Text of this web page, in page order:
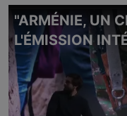
"ARMÉNIE, UN
L'ÉMISSION